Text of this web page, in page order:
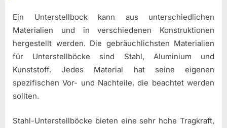
Ein Unterstellbock kann aus unterschiedlichen
Materialien und in verschiedenen Konstruktionen
hergestellt werden. Die gebräuchlichsten Materialien
für Unterstellböcke sind Stahl, Aluminium und
Kunststoff. Jedes Material hat seine eigenen
spezifischen Vor- und Nachteile, die beachtet werden
sollten.
Stahl-Unterstellböcke bieten eine sehr hohe Tragkraft,